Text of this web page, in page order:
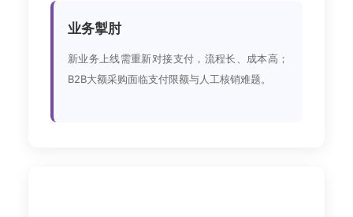
业务掣肘
新业务上线需重新对接支付，流程长、成本高；
B2B大额采购面临支付限额与人工核销难题。